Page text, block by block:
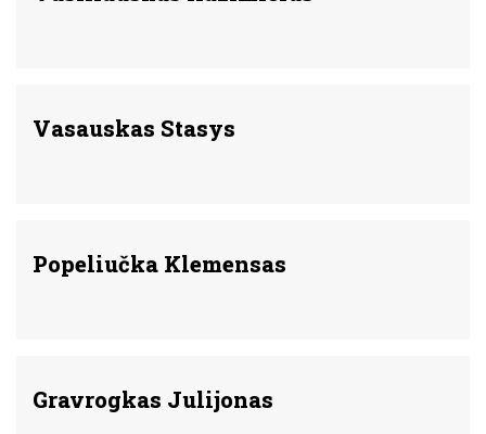
Vasauskas Stasys
Popeliučka Klemensas
Gravrogkas Julijonas